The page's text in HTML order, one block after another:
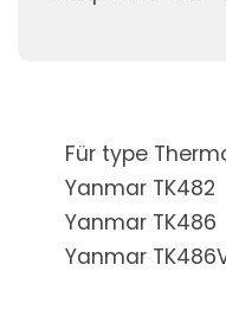
Für type
Yanmar TK482
Yanmar TK486
Yanmar